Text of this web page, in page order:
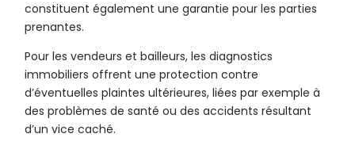
constituent également une garantie pour les parties
prenantes.
Pour les vendeurs et bailleurs, les diagnostics
immobiliers offrent une protection contre
d’éventuelles plaintes ultérieures, liées par exemple à
des problèmes de santé ou des accidents résultant
d’un vice caché.